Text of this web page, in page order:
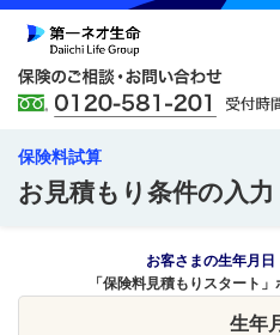
保険料試算
お見積もり条件の入力
お客さまの生年月日
「保険料見積もりスタート
生年